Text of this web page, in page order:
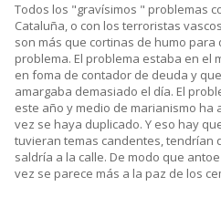
Todos los "gravísimos " problemas
Cataluña, o con los terroristas
son más que cortinas de humo
problema. El problema estaba en el
en foma de contador de deuda y
amargaba demasiado el día. El
este año y medio de marianismo ha
vez se haya duplicado. Y eso hay
tuvieran temas candentes, tendrían
saldría a la calle. De modo que
vez se parece más a la paz de los